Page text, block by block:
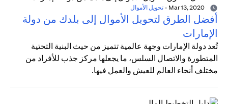
- تحويل الأموال
أفضل الطرق لتحويل الأموال إلى بلدك من دولة
الإمارات
تُعد دولة الإمارات وجهة عالمية تتميز من حيث البنية التحتية
المتطورة والاتصال السلس، ما يجعلها مركز جذب للأفراد من
مختلف أنحاء العالم للعيش والعمل فيها.